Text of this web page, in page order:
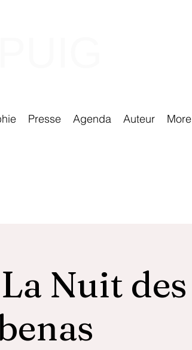
Presse Agenda Auteur More
Nuit des